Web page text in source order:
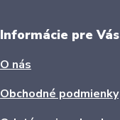
Informácie pre Vás
O nás
Obchodné podmienky